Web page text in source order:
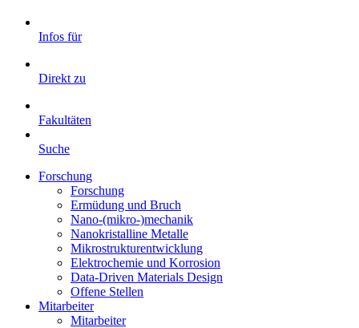
Infos für
Direkt zu
Fakultäten
Suche
Forschung
Forschung
Ermüdung und Bruch
Nano-(mikro-)mechanik
Nanokristalline Metalle
Mikrostrukturentwicklung
Elektrochemie und Korrosion
Data-Driven Materials Design
Offene Stellen
Mitarbeiter
Mitarbeiter